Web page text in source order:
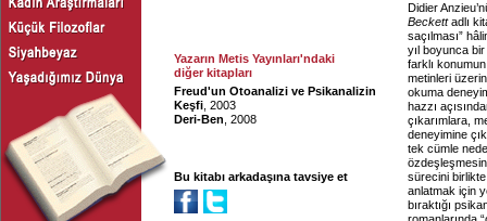
Yazarın Metis Yayınları'ndaki
diğer kitapları
Freud'un Otoanalizi ve Psikanalizin
Keşfi , 2003
Deri-Ben , 2008
Bu kitabı arkadaşına tavsiye et
Didier
Beckettadlı
saçılması”
yıl boyunca
farklı
metinleri
okuma
hazzı
çıkarımlara,
deneyimine
tek cümle
sürecini
anlatmak için
bıraktığı